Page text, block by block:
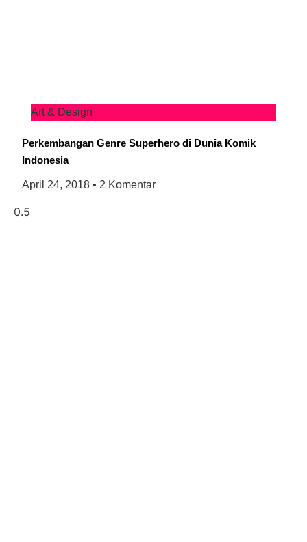
Art & Design
Perkembangan Genre Superhero di Dunia Komik
Indonesia
April 24, 2018 2 Komentar